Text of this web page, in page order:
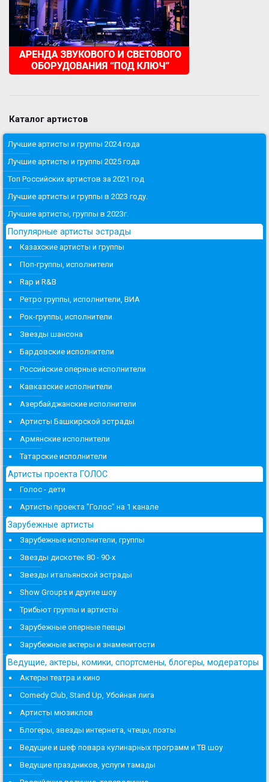
Каталог артистов
Лучшие артисты и группы 2024 года
Лучшие артисты и группы 2025 года
Топ Российских артистов за 2021 год
Лучшие артисты и группы в 2023 году.
Лучшие артисты, группы в 2023г.
Популярные артисты эстрады
Казахские артисты и группы
Поп-группы, исполнители
Rap и R&B
Ретро группы, исполнители, ВИА
Рок-группы, исполнители
Звезды шансона
Бардовские исполнители
Российские оперные исполнители
Кавказские исполнители
Азербайджанские исполнители
Артисты Башкирской эстрады
Армянские исполнители
Татарские исполнители
Артисты проекта ГОЛОС
Голос - дети
Артисты проекта "Голос" на 1 канале
Зарубежные артисты
Зарубежные исполнители, группы
Звезды дискотек 80 - 90-х
Звезды итальянской эстрады
Show Groups и другие шоу
Трибьют группы и артисты
Зарубежные оперные певцы
Зарубежные актеры и знаменитости
Ведущие, актеры, комики, спортсмены, блогеры, модераторы
Актеры театра и кино
Comedy Club, Stand Up, Убойная лига
Артисты мюзиклов
Блогеры, звезды интернета, чтецы, поэты
Ведущие и шеф повара кулинарных программ и ТВ шоу
Ведущие праздников, услуги тамады